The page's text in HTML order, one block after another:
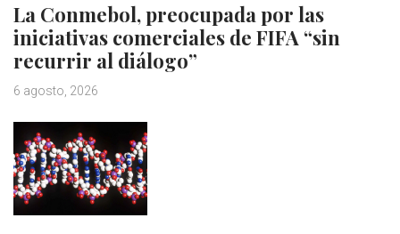
La Conmebol, preocupada por las
iniciativas comerciales de FIFA “sin
recurrir al diálogo”
6 agosto, 2026